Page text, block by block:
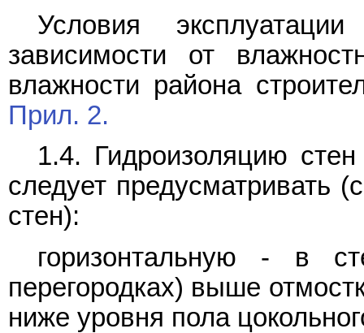
Условия
зависимости от
влажности района
Прил. 2.
1.4. Гидроизоляцию
следует предусматривать
стен):
горизонтальную - в
перегородках) выше
ниже уровня пола